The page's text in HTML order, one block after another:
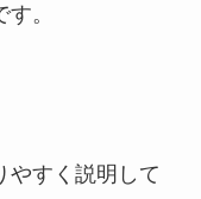
。
やすく説明して